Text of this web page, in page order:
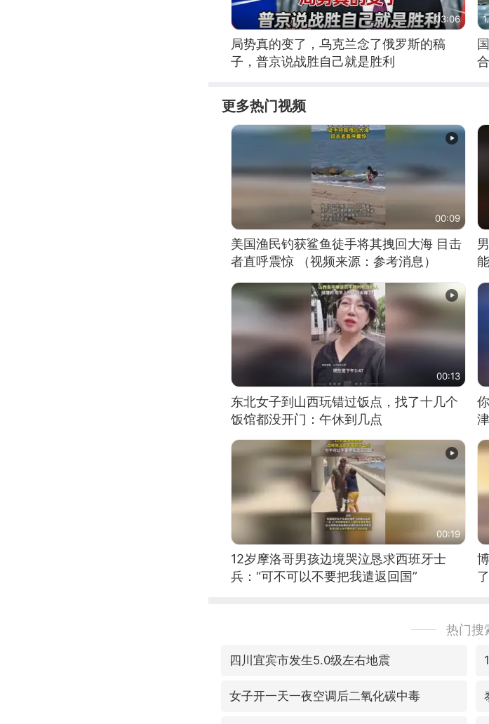
03:06
局势真的变了，乌克兰念了俄罗斯的稿
子，普京说战胜自己就是胜利
更多热门视频
00:09
美国渔民钓获鲨鱼徒手将其拽回大海 目击
者直呼震惊 （视频来源：参考消息）
00:13
东北女子到山西玩错过饭点，找了十几个
饭馆都没开门：午休到几点
00:19
12岁摩洛哥男孩边境哭泣恳求西班牙士
兵：“可不可以不要把我遣返回国”
热门搜
四川宜宾市发生5.0级左右地震
女子开一天一夜空调后二氧化碳中毒